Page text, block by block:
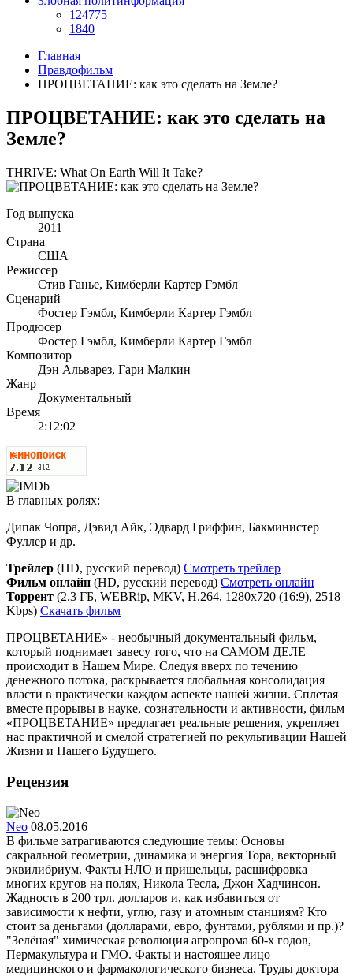
124775
1840
Главная
Правдофильм
ПРОЦВЕТАНИЕ: как это сделать на Земле?
ПРОЦВЕТАНИЕ: как это сделать на
Земле?
THRIVE: What On Earth Will It Take?
Год выпуска
2011
Страна
США
Режиссер
Стив Ганье, Кимберли Картер Гэмбл
Сценарий
Фостер Гэмбл, Кимберли Картер Гэмбл
Продюсер
Фостер Гэмбл, Кимберли Картер Гэмбл
Композитор
Дэн Альварез, Гари Малкин
Жанр
Документальный
Время
2:12:02
В главных ролях:
Дипак Чопра, Дэвид Айк, Эдвард Гриффин, Бакминистер
Фуллер и др.
Трейлер (HD, русский перевод) Смотреть трейлер
Фильм онлайн (HD, русский перевод) Смотреть онлайн
Торрент (2.3 ГБ, WEBRip, MKV, H.264, 1280x720 (16:9), 2518
Kbps) Скачать фильм
ПРОЦВЕТАНИЕ» - необычный документальный фильм,
который поднимает завесу того, что на САМОМ ДЕЛЕ
происходит в Нашем Мире. Следуя вверх по течению
денежного потока, раскрывается глобальная консолидация
власти в практически каждом аспекте нашей жизни. Сплетая
вместе прорывы в науке, сознательности и активности, фильм
«ПРОЦВЕТАНИЕ» предлагает реальные решения, укрепляет
нас практичной и смелой стратегией по рекультивации Нашей
Жизни и Нашего Будущего.
Рецензия
Neo 08.05.2016
В фильме затрагиваются следующие темы: Основы
сакральной геометрии, динамика и энергия Тора, векторный
эквилибриум. Факты НЛО и пришельцы, расшифровка
многих кругов на полях, Никола Тесла, Джон Хадчинсон.
Жадность в 200 трл. долларов и, как избавиться от
зависимости к нефти, углю, газу и атомным станциям? Кто
стоит за деньгами (долларами, евро, фунтами, рублями и пр.)?
"Зелёная" химическая революция агропрома 60-х годов,
Пермакультура и ГМО. Факты и настоящее лицо
медицинского и фармакологического бизнеса. Труды доктора